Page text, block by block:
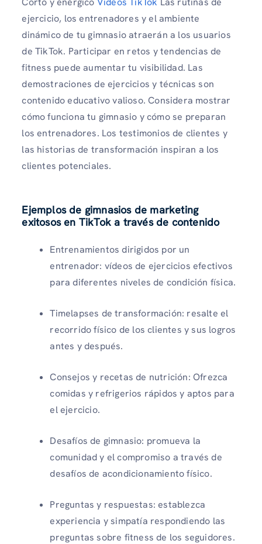
ejercicio, los entrenadores y el ambiente
dinámico de tu gimnasio atraerán a los usuarios
de TikTok. Participar en retos y tendencias de
fitness puede aumentar tu visibilidad. Las
demostraciones de ejercicios y técnicas son
contenido educativo valioso. Considera mostrar
cómo funciona tu gimnasio y cómo se preparan
los entrenadores. Los testimonios de clientes y
las historias de transformación inspiran a los
clientes potenciales.
Ejemplos de gimnasios de marketing
exitosos en TikTok a través de contenido
Entrenamientos dirigidos por un
entrenador: vídeos de ejercicios efectivos
para diferentes niveles de condición física.
Timelapses de transformación: resalte el
recorrido físico de los clientes y sus logros
antes y después.
Consejos y recetas de nutrición: Ofrezca
comidas y refrigerios rápidos y aptos para
el ejercicio.
Desafíos de gimnasio: promueva la
comunidad y el compromiso a través de
desafíos de acondicionamiento físico.
Preguntas y respuestas: establezca
experiencia y simpatía respondiendo las
preguntas sobre fitness de los seguidores.